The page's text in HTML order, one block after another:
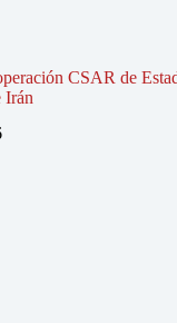
CSAR de
Irán